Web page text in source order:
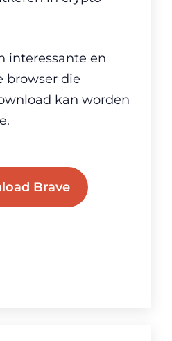
interessante en
browser die
kan worden
Brave